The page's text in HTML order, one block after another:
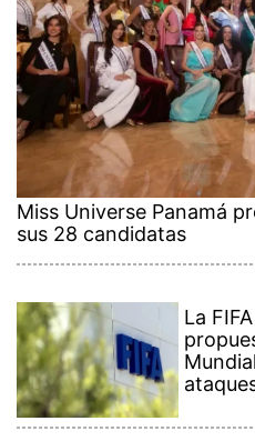
Miss Universe Panamá
sus 28 candidatas
La